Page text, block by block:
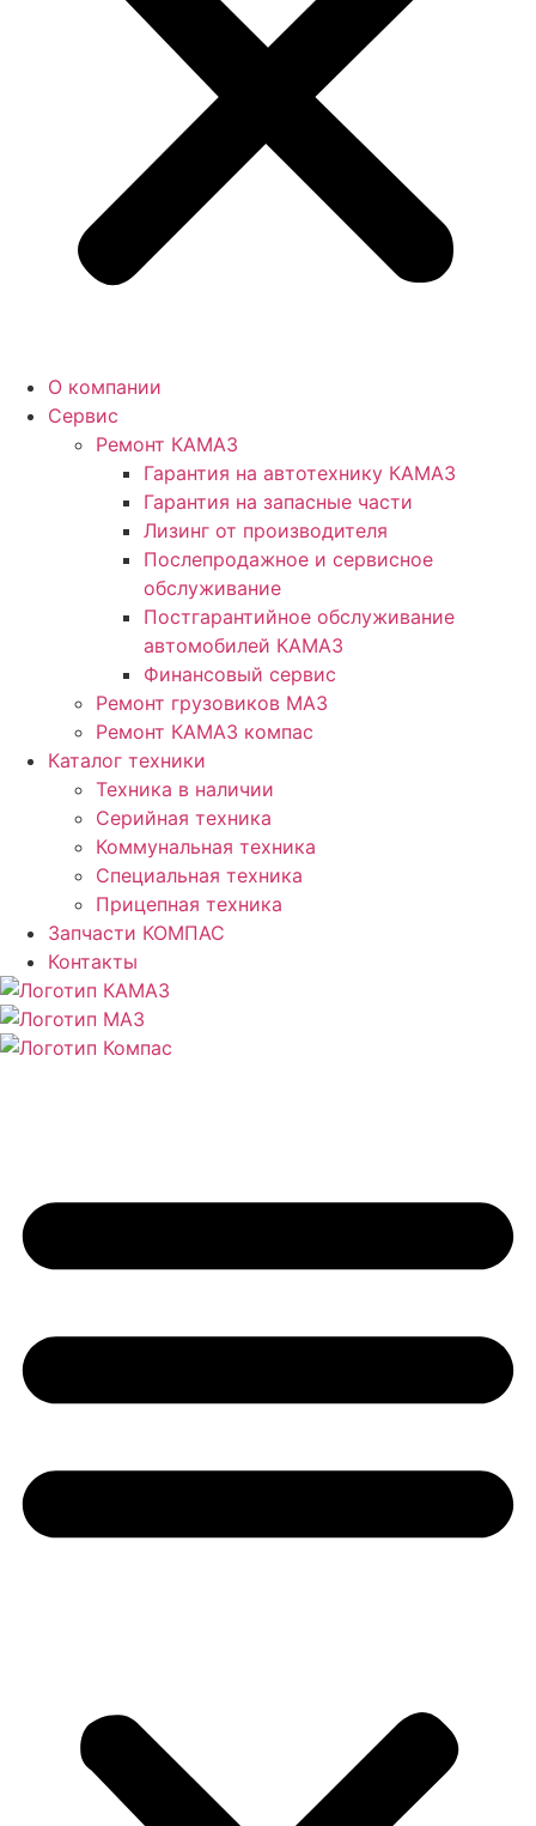
О компании
Сервис
Ремонт КАМАЗ
Гарантия на автотехнику КАМАЗ
Гарантия на запасные части
Лизинг от производителя
Послепродажное и сервисное
обслуживание
Постгарантийное обслуживание
автомобилей КАМАЗ
Финансовый сервис
Ремонт грузовиков МАЗ
Ремонт КАМАЗ компас
Каталог техники
Техника в наличии
Серийная техника
Коммунальная техника
Специальная техника
Прицепная техника
Запчасти КОМПАС
Контакты